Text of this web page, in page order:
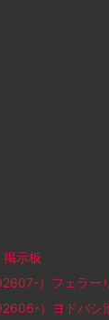
示板
）フェラー
）ヨドバシ